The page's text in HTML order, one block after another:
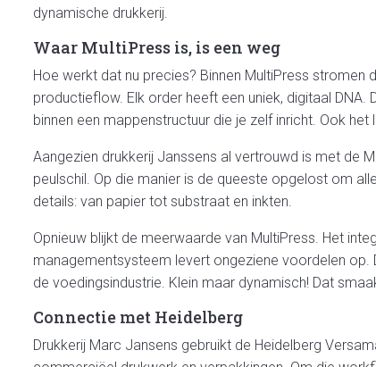
dynamische drukkerij.
Waar MultiPress is, is een weg
Hoe werkt dat nu precies? Binnen MultiPress
productieflow. Elk order heeft een uniek, digitaal
binnen een mappenstructuur die je zelf inricht. Ook
Aangezien drukkerij Janssens al vertrouwd is met de
peulschil. Op die manier is de queeste opgelost om
details: van papier tot substraat en inkten.
Opnieuw blijkt de meerwaarde van MultiPress. Het
managementsysteem levert ongeziene voordelen op.
de voedingsindustrie. Klein maar dynamisch! Dat
Connectie met Heidelberg
Drukkerij Marc Jansens gebruikt de Heidelberg